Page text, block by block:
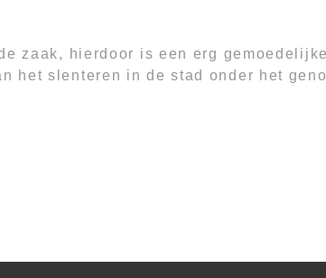
zaak, hierdoor is een erg
het slenteren in de stad onder het